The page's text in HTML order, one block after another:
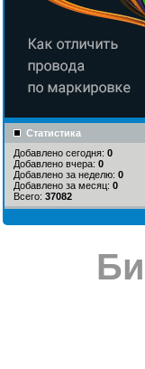
Статистика
Добавлено сегодня: 0
Добавлено вчера: 0
Добавлено за неделю: 0
Добавлено за месяц: 0
Всего: 37082